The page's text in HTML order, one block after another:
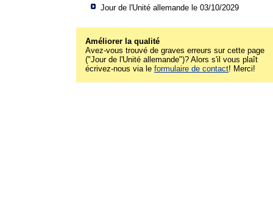
Jour de l'Unité allemande le 03/10/2029
Améliorer la qualité
Avez-vous trouvé de graves erreurs sur cette page
("Jour de l'Unité allemande")? Alors s'il vous plaît
écrivez-nous via le formulaire de contact! Merci!